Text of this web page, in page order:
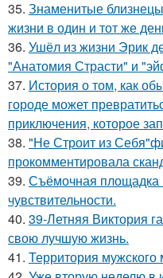
35. Знаменитые
жизни в один и тот же
36. Ушёл из жизни Эрик
"Анатомия Страсти" и
37. История о том, как
городе может
приключения, которое
38. "Не Строит из
прокомментировала
39. Съёмочная площадка
чувствительности.
40. 39-Летняя Виктория
свою лучшую жизнь.
41. Территория